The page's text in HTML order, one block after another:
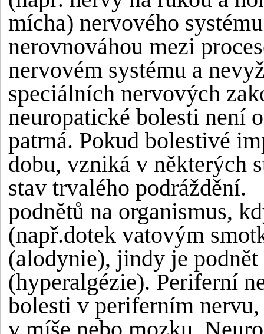
mícha) nervového
nerovnováhou mezi
nervovém systému a
speciálních nervových
neuropatické bolesti není
patrná. Pokud bolestivé
dobu, vzniká v některých
stav trvalého podráždění.
podnětů na organismus,
(např.dotek vatovým
(alodynie), jindy je
(hyperalgézie). Periferní
bolesti v periferním